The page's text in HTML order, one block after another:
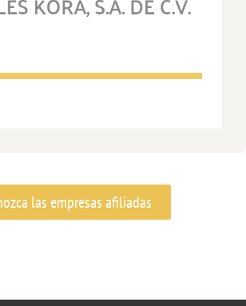
las empresas afiliadas